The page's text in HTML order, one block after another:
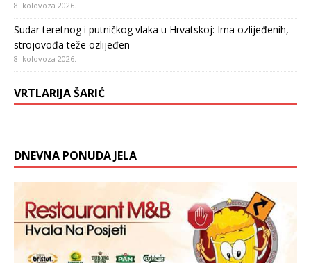
8. kolovoza 2026.
Sudar teretnog i putničkog vlaka u Hrvatskoj: Ima ozlijeđenih,
strojovođa teže ozlijeđen
8. kolovoza 2026.
VRTLARIJA ŠARIĆ
DNEVNA PONUDA JELA